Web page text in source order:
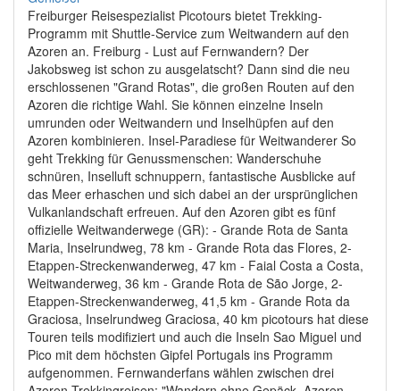
Freiburger Reisespezialist Picotours bietet Trekking-
Programm mit Shuttle-Service zum Weitwandern auf den
Azoren an. Freiburg - Lust auf Fernwandern? Der
Jakobsweg ist schon zu ausgelatscht? Dann sind die neu
erschlossenen "Grand Rotas", die großen Routen auf den
Azoren die richtige Wahl. Sie können einzelne Inseln
umrunden oder Weitwandern und Inselhüpfen auf den
Azoren kombinieren. Insel-Paradiese für Weitwanderer So
geht Trekking für Genussmenschen: Wanderschuhe
schnüren, Inselluft schnuppern, fantastische Ausblicke auf
das Meer erhaschen und sich dabei an der ursprünglichen
Vulkanlandschaft erfreuen. Auf den Azoren gibt es fünf
offizielle Weitwanderwege (GR): - Grande Rota de Santa
Maria, Inselrundweg, 78 km - Grande Rota das Flores, 2-
Etappen-Streckenwanderweg, 47 km - Faial Costa a Costa,
Weitwanderweg, 36 km - Grande Rota de São Jorge, 2-
Etappen-Streckenwanderweg, 41,5 km - Grande Rota da
Graciosa, Inselrundweg Graciosa, 40 km picotours hat diese
Touren teils modifiziert und auch die Inseln Sao Miguel und
Pico mit dem höchsten Gipfel Portugals ins Programm
aufgenommen. Fernwanderfans wählen zwischen drei